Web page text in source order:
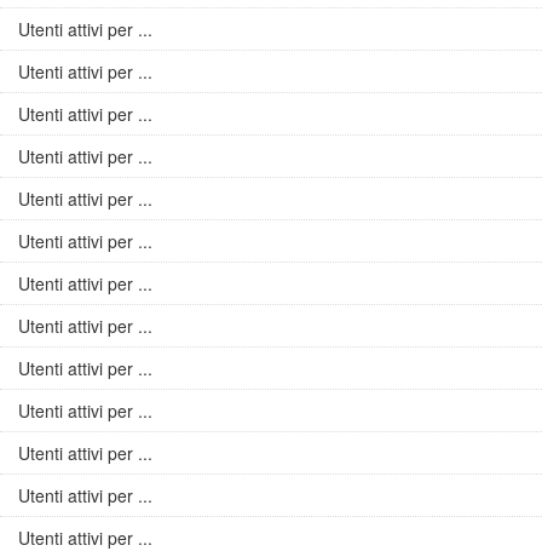
Utenti attivi per ...
Utenti attivi per ...
Utenti attivi per ...
Utenti attivi per ...
Utenti attivi per ...
Utenti attivi per ...
Utenti attivi per ...
Utenti attivi per ...
Utenti attivi per ...
Utenti attivi per ...
Utenti attivi per ...
Utenti attivi per ...
Utenti attivi per ...